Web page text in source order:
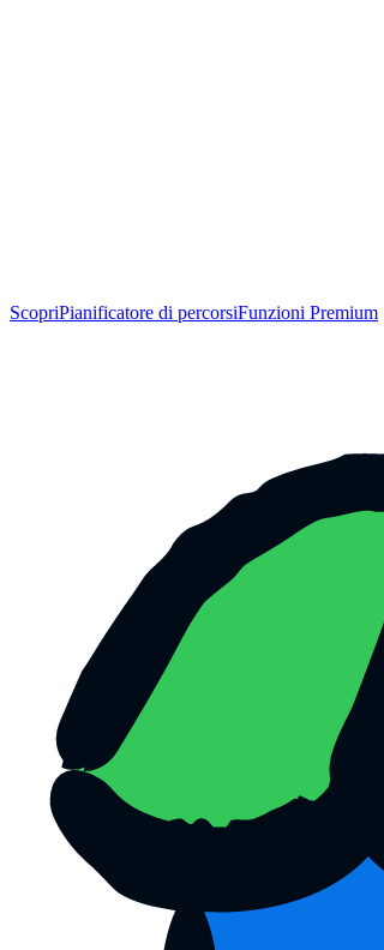
ScopriPianificatore di percorsiFunzioni Premium